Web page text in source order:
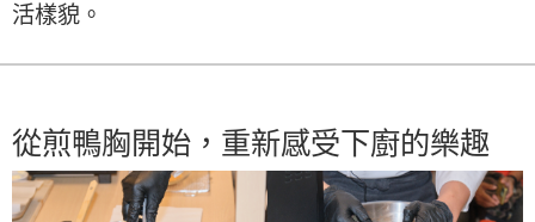
活樣貌。
從煎鴨胸開始，重新感受下廚的樂趣